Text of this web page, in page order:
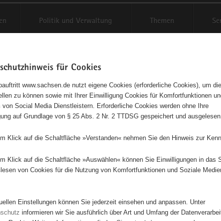
Politik und Verwaltung Themen
auf Karte anzeigen
Initiativen Projekte Nach Alphabet Nach
Suchergebnisse in »Pflege, Fürsorge und
für Cookies
www.sachsen.de nutzt eigene Cookies (erforderliche Cookies), um
zu können sowie mit Ihrer Einwilligung Cookies für Komfortfunktionen
von Social Media Dienstleistern. Erforderliche Cookies werden ohne Ihre
auf Grundlage von § 25 Abs. 2 Nr. 2 TTDSG gespeichert und ausgelesen.
Klick auf die Schaltfläche »Verstanden« nehmen Sie den Hinweis zur
Klick auf die Schaltfläche »Auswählen« können Sie Einwilligungen in das
von Cookies für die Nutzung von Komfortfunktionen und Soziale
Einstellungen können Sie jederzeit einsehen und anpassen. Unter
informieren wir Sie ausführlich über Art und Umfang der